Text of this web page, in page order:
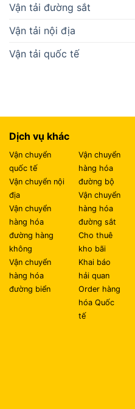
Vận tải đường sắt
Vận tải nội địa
Vận tải quốc tế
Dịch vụ khác
Vận chuyển
quốc tế
Vận chuyển nội
địa
Vận chuyển
hàng hóa
đường hàng
không
Vận chuyển
hàng hóa
đường biển
Vận chuyển
hàng hóa
đường bộ
Vận chuyển
hàng hóa
đường sắt
Cho thuê
kho bãi
Khai báo
hải quan
Order hàng
hóa Quốc
tế